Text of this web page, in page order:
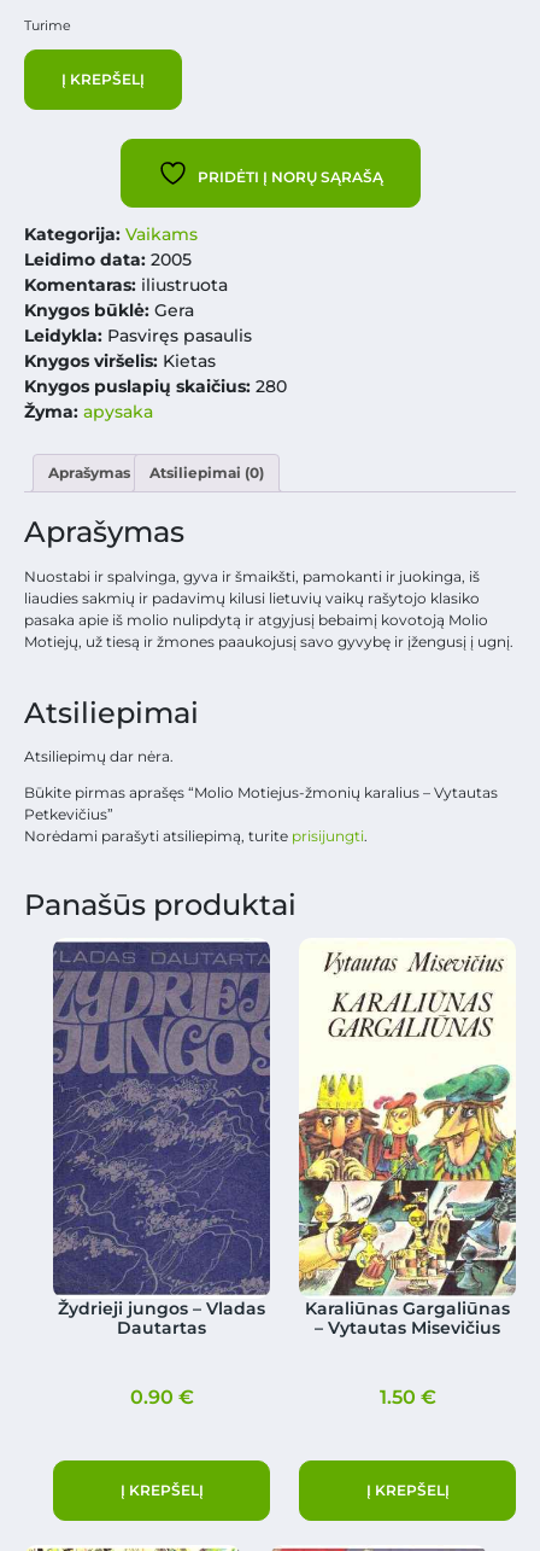
Turime
Į KREPŠELĮ
PRIDĖTI Į NORŲ SĄRAŠĄ
Kategorija: Vaikams
Leidimo data: 2005
Komentaras: iliustruota
Knygos būklė: Gera
Leidykla: Pasviręs pasaulis
Knygos viršelis: Kietas
Knygos puslapių skaičius: 280
Žyma: apysaka
Aprašymas Atsiliepimai (0)
Aprašymas
Nuostabi ir spalvinga, gyva ir šmaikšti, pamokanti ir juokinga, iš
liaudies sakmių ir padavimų kilusi lietuvių vaikų rašytojo klasiko
pasaka apie iš molio nulipdytą ir atgyjusį bebaimį kovotoją Molio
Motiejų, už tiesą ir žmones paaukojusį savo gyvybę ir įžengusį į ugnį.
Atsiliepimai
Atsiliepimų dar nėra.
Būkite pirmas aprašęs “Molio Motiejus-žmonių karalius – Vytautas
Petkevičius”
Norėdami parašyti atsiliepimą, turite prisijungti.
Panašūs produktai
Žydrieji jungos – Vladas
Dautartas
0.90 €
Į KREPŠELĮ
Karaliūnas Gargaliūnas
– Vytautas Misevičius
1.50 €
Į KREPŠELĮ